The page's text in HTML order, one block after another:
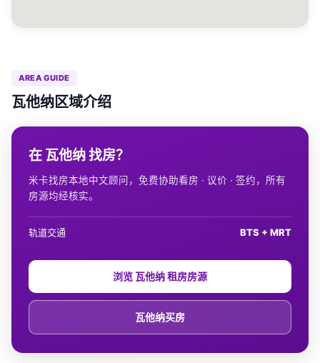
AREA GUIDE
瓦他纳区域介绍
在 瓦他纳 找房？
米卡找房本地中文顾问，免费协助看房 · 议价 · 签约，所有
房源均经核实。
轨道交通 BTS + MRT
浏览 瓦他纳 租房房源
瓦他纳买房